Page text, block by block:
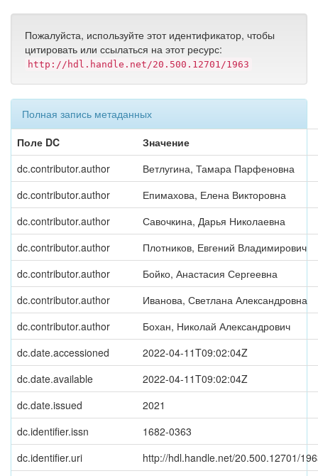
Пожалуйста, используйте этот идентификатор, чтобы
цитировать или ссылаться на этот ресурс:
http://hdl.handle.net/20.500.12701/1963
Полная запись метаданных
Поле DC
Значение
dc.contributor.author
Ветлугина, Тамара Парфеновна
dc.contributor.author
Епимахова, Елена Викторовна
dc.contributor.author
Савочкина, Дарья Николаевна
dc.contributor.author
Плотников, Евгений Владимирович
dc.contributor.author
Бойко, Анастасия Сергеевна
dc.contributor.author
Иванова, Светлана Александровна
dc.contributor.author
Бохан, Николай Александрович
dc.date.accessioned
2022-04-11T09:02:04Z
dc.date.available
2022-04-11T09:02:04Z
dc.date.issued
2021
dc.identifier.issn
1682-0363
dc.identifier.uri
http://hdl.handle.net/20.500.12701/